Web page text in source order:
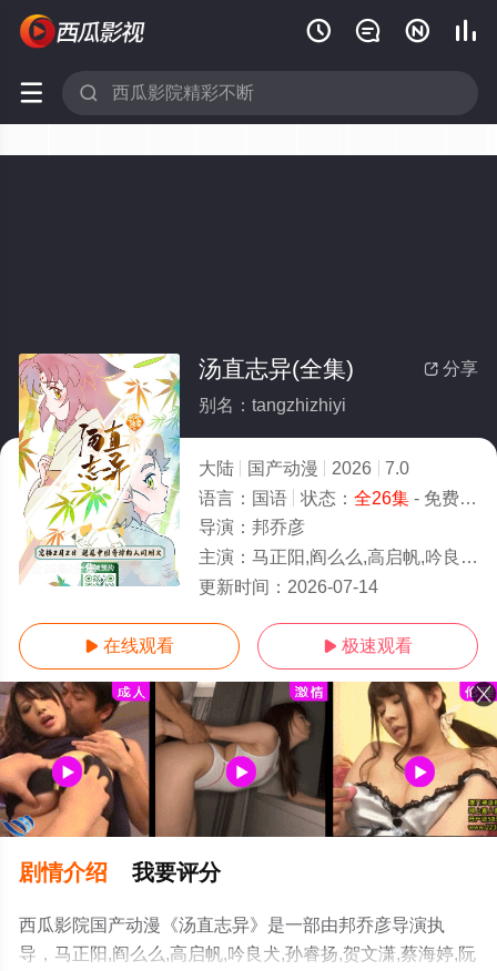
   
 
全26集/全集
 分享
汤直志异(全集)
别名：tangzhizhiyi
大陆 国产动漫 2026
7.0
语言： 国语 状态： 全26集- 免费在线观看
导演： 邦乔彦
主演： 马正阳,阎么么,高启帆,吟良犬,孙睿扬,贺文潇,蔡海婷,阮伊菲,李翰林
更新时间： 2026-07-14
 在线观看  极速观看
剧情介绍 我要评分
西瓜影院国产动漫《汤直志异》是一部由邦乔彦导演执
导，马正阳,阎么么,高启帆,吟良犬,孙睿扬,贺文潇,蔡海婷,阮